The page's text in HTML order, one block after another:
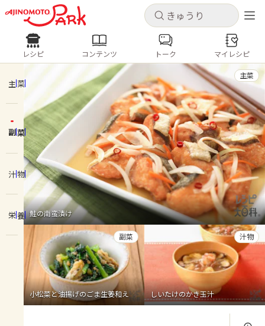
キャンセル
ログインするとレシピを保存できます
ログイン 新規登録
ホーム
コンテンツ
レシピ
トーク
よくあるお問い合わせ
お買い物
キャンセル
レシピ コンテンツ
人気の食材・レシピ
きゅうり なす トマト
とうもろこし
ピーマン
みょうが ゴーヤ
レシピ コンテンツ トーク マイレシピ
主菜
副菜
汁物
栄養 鮭の南蛮漬け
主菜
小松菜と油揚げのごま生姜和え
副菜
しいたけのかき玉汁
汁物